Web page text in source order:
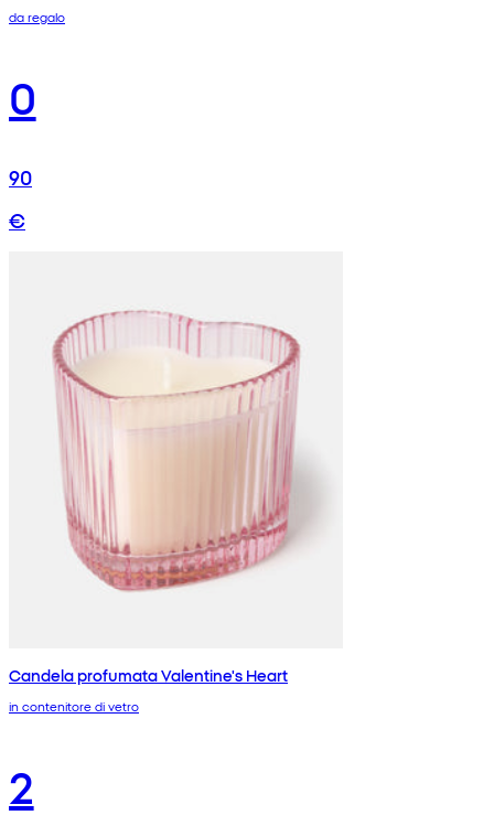
da regalo
0
90
€
Candela profumata Valentine's Heart
in contenitore di vetro
2